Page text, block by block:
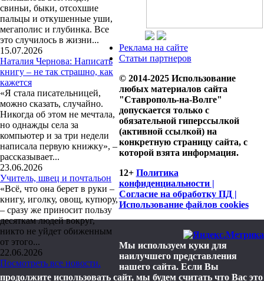
свиньи, быки, отсохшие
пальцы и откушенные уши,
мегаполис и глубинка. Все
это случилось в жизни...
15.07.2026
Наталия Чернова: Написать
книгу – не так страшно, как
кажется
«Я стала писательницей,
можно сказать, случайно.
Никогда об этом не мечтала,
но однажды села за
компьютер и за три недели
написала первую книжку», –
рассказывает...
23.06.2026
Учитель, швец и почтальон
«Всё, что она берет в руки –
книгу, иголку, овощ, купюру,
– сразу же приносит пользу
десяткам людей вокруг,
никто не уйдет обиженным
от этого...
22.06.2026
Посмотреть все новости.
Реклама на сайте
Статьи партнеров
© 2014-2025 Использование
любых материалов сайта
"Ставрополь-на-Волге"
допускается только с
обязательной гиперссылкой
(активной ссылкой) на
конкретную страницу сайта, с
которой взята информация.
12+ Политика
конфиденциальности |
Согласие на обработку ПД |
Использование файлов cookies
Мы используем куки для
наилучшего представления
нашего сайта. Если Вы
продолжите использовать сайт, мы будем считать что Вас это